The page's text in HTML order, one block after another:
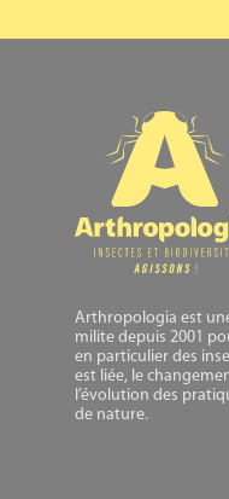
Arthropologia est
milite depuis 2001
en particulier des
est liée, le
l’évolution des
de nature.